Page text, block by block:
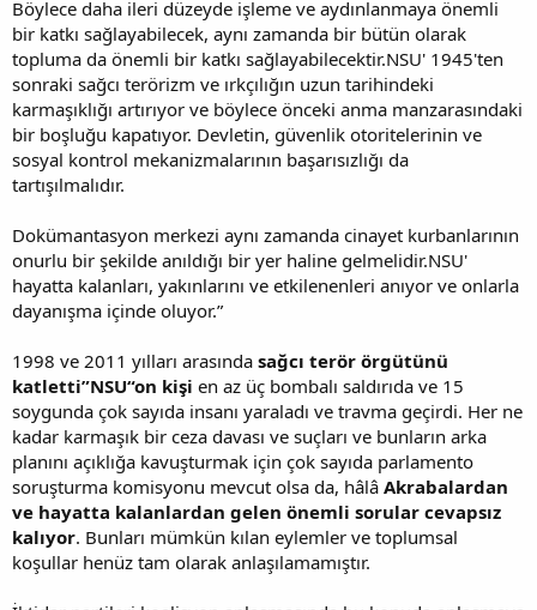
Böylece daha ileri düzeyde işleme ve aydınlanmaya önemli
bir katkı sağlayabilecek, aynı zamanda bir bütün olarak
topluma da önemli bir katkı sağlayabilecektir.NSU' 1945'ten
sonraki sağcı terörizm ve ırkçılığın uzun tarihindeki
karmaşıklığı artırıyor ve böylece önceki anma manzarasındaki
bir boşluğu kapatıyor. Devletin, güvenlik otoritelerinin ve
sosyal kontrol mekanizmalarının başarısızlığı da
tartışılmalıdır.
Dokümantasyon merkezi aynı zamanda cinayet kurbanlarının
onurlu bir şekilde anıldığı bir yer haline gelmelidir.NSU'
hayatta kalanları, yakınlarını ve etkilenenleri anıyor ve onlarla
dayanışma içinde oluyor.”
1998 ve 2011 yılları arasında sağcı terör örgütünü
katletti”NSU“on kişi en az üç bombalı saldırıda ve 15
soygunda çok sayıda insanı yaraladı ve travma geçirdi. Her ne
kadar karmaşık bir ceza davası ve suçları ve bunların arka
planını açıklığa kavuşturmak için çok sayıda parlamento
soruşturma komisyonu mevcut olsa da, hâlâ Akrabalardan
ve hayatta kalanlardan gelen önemli sorular cevapsız
kalıyor. Bunları mümkün kılan eylemler ve toplumsal
koşullar henüz tam olarak anlaşılamamıştır.